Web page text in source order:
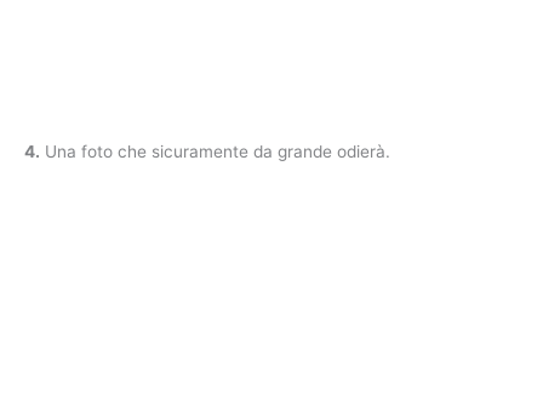
4. Una foto che sicuramente da grande odierà.